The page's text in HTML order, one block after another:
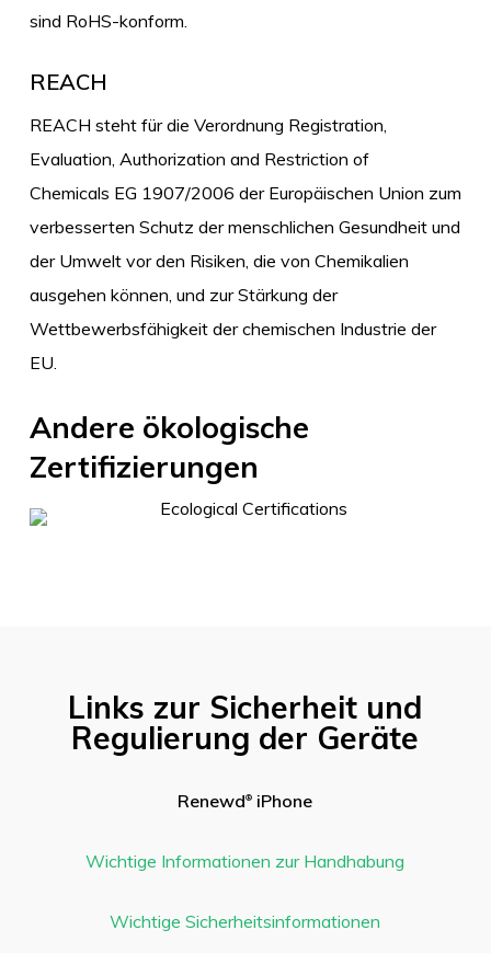
sind RoHS-konform.
REACH
REACH steht für die Verordnung Registration,
Evaluation, Authorization and Restriction of
Chemicals EG 1907/2006 der Europäischen Union zum
verbesserten Schutz der menschlichen Gesundheit und
der Umwelt vor den Risiken, die von Chemikalien
ausgehen können, und zur Stärkung der
Wettbewerbsfähigkeit der chemischen Industrie der
EU.
Andere ökologische
Zertifizierungen
Links zur Sicherheit und
Regulierung der Geräte
Renewd® iPhone
Wichtige Informationen zur Handhabung
Wichtige Sicherheitsinformationen